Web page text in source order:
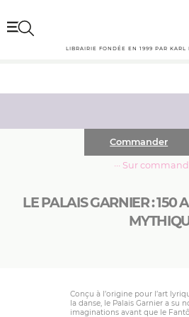
LIBRAIRIE FONDÉE EN 1999 PAR KARL
LE PALAIS GARNIER : 150
Commander
··· Sur commande
Conçu à l’origine pour l’art
la danse, le Palais Garnier a su
imaginations avant que le